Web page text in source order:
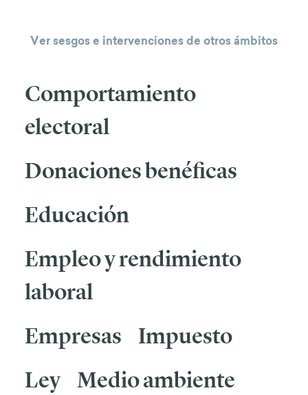
Ver sesgos e intervenciones de otros ámbitos
Comportamiento
electoral
Donaciones benéficas
Educación
Empleo y rendimiento
laboral
Empresas
Impuesto
Ley
Medio ambiente